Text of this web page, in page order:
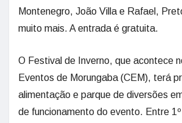
Montenegro, João Villa e Rafael,
muito mais. A entrada é gratuita.
O Festival de Inverno, que acontece
Eventos de Morungaba (CEM), terá
alimentação e parque de diversões
de funcionamento do evento. Entre